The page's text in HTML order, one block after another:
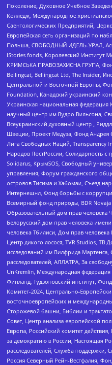
Поколение, Духовное Учебное
Колледж, Международное
Саентологических Предприятий,
Европейская сеть организаций по
Польша, СВОБОДНЫЙ ИДЕЛЬ-УРАЛ,
IStories fonds, Королевский Институт
КРИМСЬКА ПРАВОЗАХИСНА ГРУПА,
Bellingcat, Bellingcat Ltd, The Insider,
Центральной и Восточной Европы,
Foundation, Канадский украинский
Украинская национальная
научный центр им Вудро Вильсона,
Всеукраинский духовный центр ,
Швеции, Проект Медуза, Фонд Андрея
Лига Свободных Наций, Transparеncy
Народов ПостРоссии, Солидарность с
Solidarus, КрымSOS, Свободный
управления, Форум гражданского
островов Тисима и Хабомаи, Съезд
Интернешнл, Фонд борьбы с
Всемирный фонд природы, BDR Novaja
Образовательный дом прав человека
Белорусский дом прав человека
человека Тбилиси, Дом прав
Центр дикого лосося, TVR Studios, ТВ
исследований им Вилфрида
расследователей, АЛЛАТРА, За
UnKremlin, Международная
Финланд, Гудзоновский институт,
Комитет-2024, Центрально-
восточноевропейских и
Сторожевой башни, Библии и
Совет, Центр анализа европейской
Европа, Российский комитет
за демократию в России, Настоящая
расследователей, Служба поддержки,
Россия Северный Рейн-Вестфалия,